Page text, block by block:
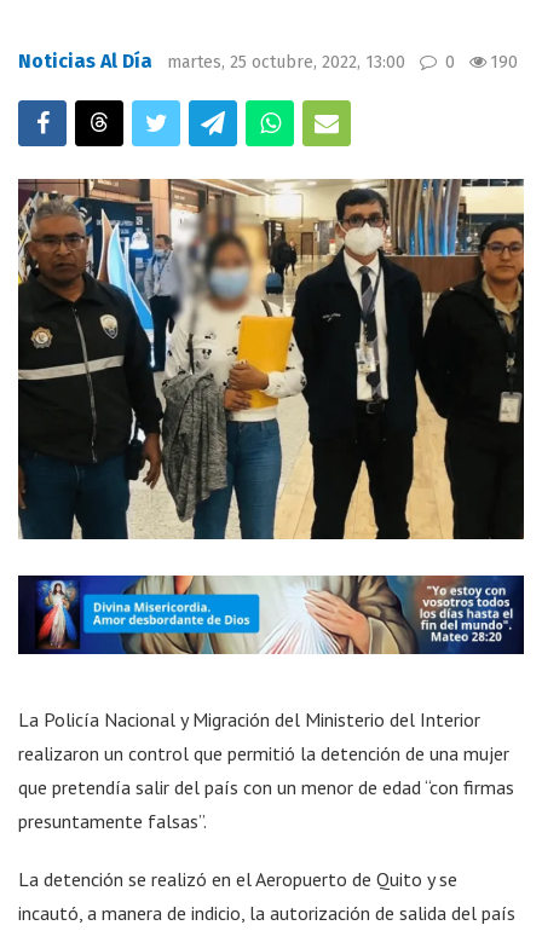
Noticias Al Día martes, 25 octubre, 2022, 13:00 0 190
La Policía Nacional y Migración del Ministerio del Interior
realizaron un control que permitió la detención de una mujer
que pretendía salir del país con un menor de edad “con firmas
presuntamente falsas”.
La detención se realizó en el Aeropuerto de Quito y se
incautó, a manera de indicio, la autorización de salida del país